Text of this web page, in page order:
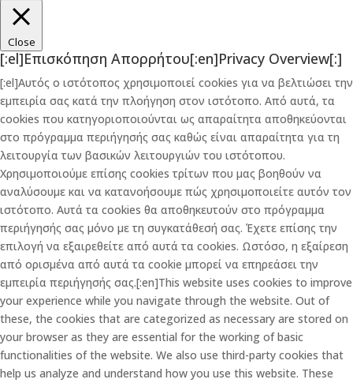
Close
[:el]Επισκόπηση Απορρήτου[:en]Privacy Overview[:]
[:el]Αυτός ο ιστότοπος χρησιμοποιεί cookies για να βελτιώσει την
εμπειρία σας κατά την πλοήγηση στον ιστότοπο. Από αυτά, τα
cookies που κατηγοριοποιούνται ως απαραίτητα αποθηκεύονται
στο πρόγραμμα περιήγησής σας καθώς είναι απαραίτητα για τη
λειτουργία των βασικών λειτουργιών του ιστότοπου.
Χρησιμοποιούμε επίσης cookies τρίτων που μας βοηθούν να
αναλύσουμε και να κατανοήσουμε πώς χρησιμοποιείτε αυτόν τον
ιστότοπο. Αυτά τα cookies θα αποθηκευτούν στο πρόγραμμα
περιήγησής σας μόνο με τη συγκατάθεσή σας. Έχετε επίσης την
επιλογή να εξαιρεθείτε από αυτά τα cookies. Ωστόσο, η εξαίρεση
από ορισμένα από αυτά τα cookie μπορεί να επηρεάσει την
εμπειρία περιήγησής σας.[:en]This website uses cookies to improve
your experience while you navigate through the website. Out of
these, the cookies that are categorized as necessary are stored on
your browser as they are essential for the working of basic
functionalities of the website. We also use third-party cookies that
help us analyze and understand how you use this website. These